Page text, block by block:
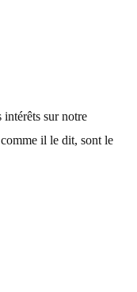
sur notre
il le dit, sont le